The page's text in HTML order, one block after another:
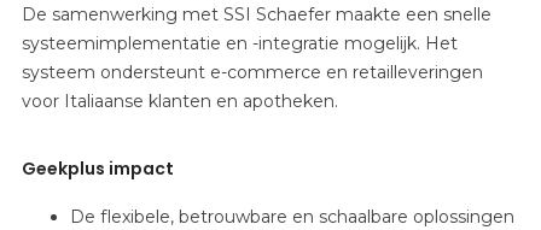
De samenwerking met SSI Schaefer maakte een snelle
systeemimplementatie en -integratie mogelijk. Het
systeem ondersteunt e-commerce en retailleveringen
voor Italiaanse klanten en apotheken.
Geekplus impact
De flexibele, betrouwbare en schaalbare oplossingen